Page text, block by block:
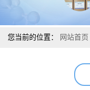
您当前的位置： 网站首页